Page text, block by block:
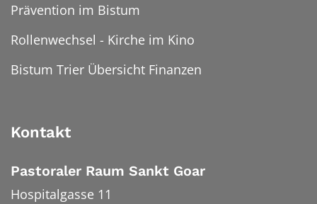
Prävention im Bistum
Rollenwechsel - Kirche im Kino
Bistum Trier Übersicht Finanzen
Kontakt
Pastoraler Raum Sankt Goar
Hospitalgasse 11